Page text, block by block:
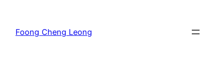
content
Foong Cheng Leong